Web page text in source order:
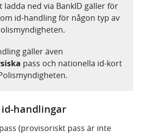
ned via BankID gäller för
id-handling för någon typ av
.
gäller även
pass och nationella id-kort
handlingar
(provisoriskt pass är inte